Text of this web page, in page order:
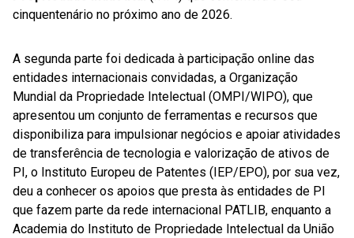
cinquentenário no próximo ano de 2026.
A segunda parte foi dedicada à participação online das
entidades internacionais convidadas, a Organização
Mundial da Propriedade Intelectual (OMPI/WIPO), que
apresentou um conjunto de ferramentas e recursos que
disponibiliza para impulsionar negócios e apoiar atividades
de transferência de tecnologia e valorização de ativos de
PI, o Instituto Europeu de Patentes (IEP/EPO), por sua vez,
deu a conhecer os apoios que presta às entidades de PI
que fazem parte da rede internacional PATLIB, enquanto a
Academia do Instituto de Propriedade Intelectual da União